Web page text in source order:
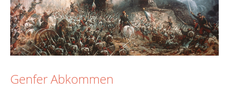
Genfer Abkommen